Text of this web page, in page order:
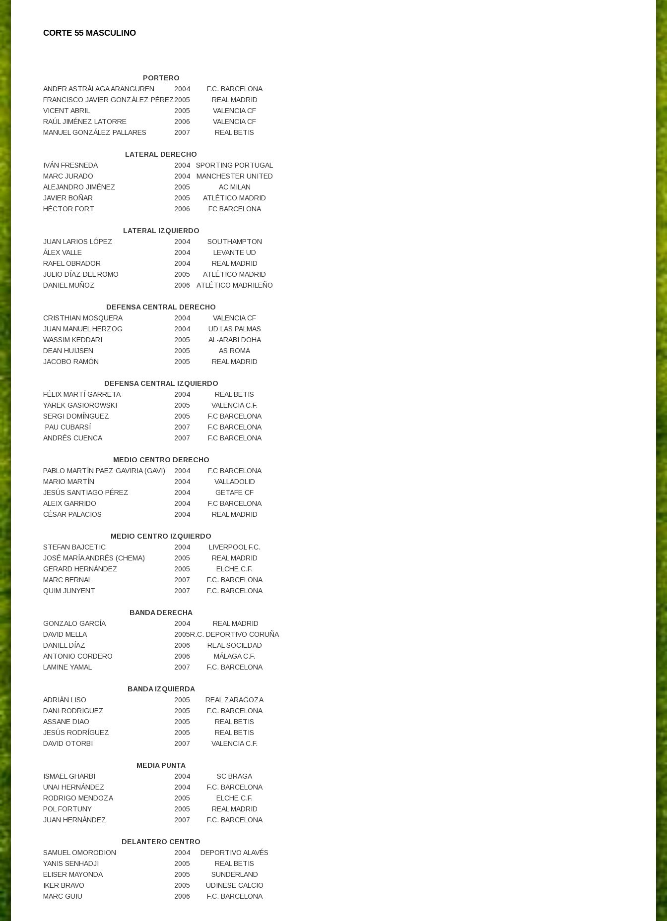
CORTE 55 MASCULINO
PORTERO
ANDER ASTRÁLAGA ARANGUREN
2004
F.C. BARCELONA
FRANCISCO JAVIER GONZÁLEZ PÉREZ2005
REAL MADRID
VICENT ABRIL
2005
VALENCIA CF
RAÚL JIMÉNEZ LATORRE
2006
VALENCIA CF
MANUEL GONZÁLEZ PALLARES
2007 REAL BETIS
LATERAL DERECHO
IVÁN FRESNEDA
2004
SPORTING PORTUGAL
MARC JURADO
2004
MANCHESTER UNITED
ALEJANDRO JIMÉNEZ
2005
AC MILAN
JAVIER BOÑAR
2005
ATLÉTICO MADRID
HÉCTOR FORT
2006 FC BARCELONA
LATERAL IZQUIERDO
JUAN LARIOS LÓPEZ
2004
SOUTHAMPTON
ÁLEX VALLE
2004
LEVANTE UD
RAFEL OBRADOR
2004
REAL MADRID
JULIO DÍAZ DEL ROMO
2005
ATLÉTICO MADRID
DANIEL MUÑOZ
2006 ATLÉTICO MADRILEÑO
DEFENSA CENTRAL DERECHO
CRISTHIAN MOSQUERA
2004
VALENCIA CF
JUAN MANUEL HERZOG
2004
UD LAS PALMAS
WASSIM KEDDARI
2005
AL-ARABI DOHA
DEAN HUIJSEN
2005
AS ROMA
JACOBO RAMÓN
2005 REAL MADRID
DEFENSA CENTRAL IZQUIERDO
FÉLIX MARTÍ GARRETA
2004
REAL BETIS
YAREK GASIOROWSKI
2005
VALENCIA C.F.
SERGI DOMÍNGUEZ
2005
F.C BARCELONA
PAU CUBARSÍ
2007
F.C BARCELONA
ANDRÉS CUENCA
2007 F.C BARCELONA
MEDIO CENTRO DERECHO
PABLO MARTÍN PAEZ GAVIRIA (GAVI)
2004
F.C BARCELONA
MARIO MARTÍN
2004
VALLADOLID
JESÚS SANTIAGO PÉREZ
2004
GETAFE CF
ALEIX GARRIDO
2004
F.C BARCELONA
CÉSAR PALACIOS
2004 REAL MADRID
MEDIO CENTRO IZQUIERDO
STEFAN BAJCETIC
2004
LIVERPOOL F.C.
JOSÉ MARÍA ANDRÉS (CHEMA)
2005
REAL MADRID
GERARD HERNÁNDEZ
2005
ELCHE C.F.
MARC BERNAL
2007
F.C. BARCELONA
QUIM JUNYENT
2007 F.C. BARCELONA
BANDA DERECHA
GONZALO GARCÍA
2004
REAL MADRID
DAVID MELLA
2005R.C. DEPORTIVO CORUÑA
DANIEL DÍAZ
2006
REAL SOCIEDAD
ANTONIO CORDERO
2006
MÁLAGA C.F.
LAMINE YAMAL
2007 F.C. BARCELONA
BANDA IZQUIERDA
ADRIÁN LISO
2005
REAL ZARAGOZA
DANI RODRIGUEZ
2005
F.C. BARCELONA
ASSANE DIAO
2005
REAL BETIS
JESÚS RODRÍGUEZ
2005
REAL BETIS
DAVID OTORBI
2007 VALENCIA C.F.
MEDIA PUNTA
ISMAEL GHARBI
2004
SC BRAGA
UNAI HERNÁNDEZ
2004
F.C. BARCELONA
RODRIGO MENDOZA
2005
ELCHE C.F.
POL FORTUNY
2005
REAL MADRID
JUAN HERNÁNDEZ
2007 F.C. BARCELONA
DELANTERO CENTRO
SAMUEL OMORODION
2004
DEPORTIVO ALAVÉS
YANIS SENHADJI
2005
REAL BETIS
ELISER MAYONDA
2005
SUNDERLAND
IKER BRAVO
2005
UDINESE CALCIO
MARC GUIU
2006 F.C. BARCELONA